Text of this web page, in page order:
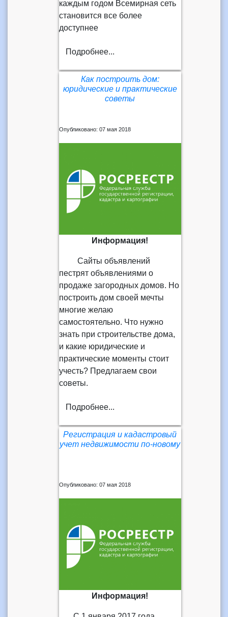
каждым годом Всемирная сеть
становится все более
доступнее
Подробнее...
Как построить дом:
юридические и практические
советы
Опубликовано: 07 мая 2018
Информация!
Сайты объявлений
пестрят объявлениями о
продаже загородных домов. Но
построить дом своей мечты
многие желаю
самостоятельно. Что нужно
знать при строительстве дома,
и какие юридические и
практические моменты стоит
учесть? Предлагаем свои
советы.
Подробнее...
Регистрация и кадастровый
учет недвижимости по-новому
Опубликовано: 07 мая 2018
Информация!